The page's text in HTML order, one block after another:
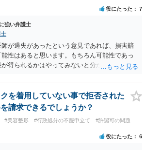
役にたった 7
強い弁護士
士
が過失があったという意見であれば、損害賠
性はあると思います。もちろん可能性であっ
得られるかはやってみないと分かりません
た分の慰謝料や仕事に影響があれば休業損害
頑張ってください。
を着用していない事で拒否された
請求できるでしょうか？
#美容整形 #行政処分の不服申立て
#許認可の問題
役にたった 6